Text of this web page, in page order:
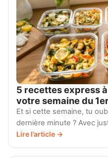
5 recettes express
votre semaine du
Et si cette semaine, tu
dernière minute ? Avec
Lire l’article →